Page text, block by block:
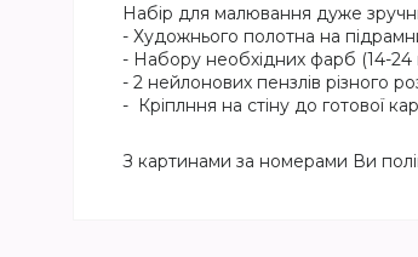
Набір для малювання дуже
- Художнього полотна на
- Набору необхідних фарб (14-24
- 2 нейлонових пензлів різного
- Кріплння на стіну до готової
З картинами за номерами Ви